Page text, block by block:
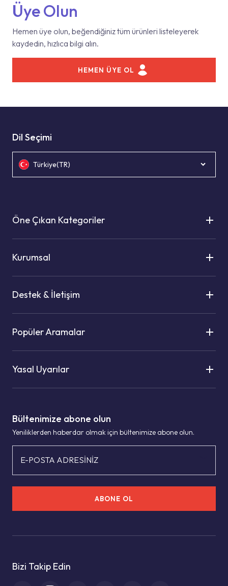
Üye Olun
Hemen üye olun, beğendiğiniz tüm ürünleri listeleyerek
kaydedin, hızlıca bilgi alın.
HEMEN ÜYE OL
Bültenimize abone olun
Yeniliklerden haberdar olmak için bültenimize abone olun.
E-POSTA ADRESİNİZ
ABONE OL
Bizi Takip Edin
Dil Seçimi
Türkiye(TR)
Öne Çıkan Kategoriler
Kurumsal
Destek & İletişim
Popüler Aramalar
Yasal Uyarılar